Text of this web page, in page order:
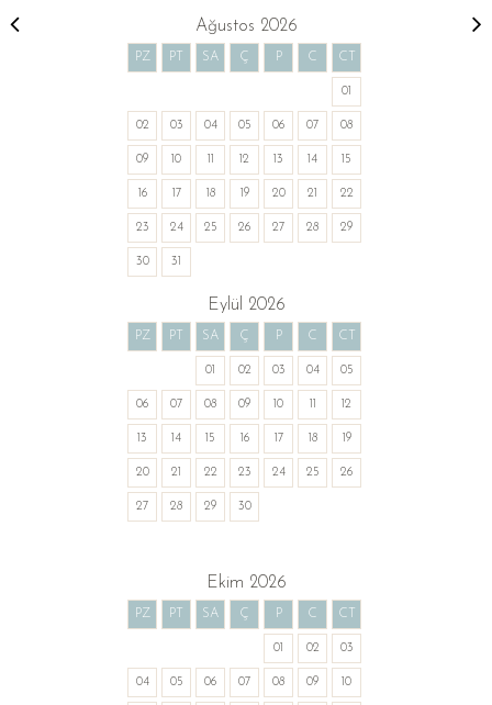
Ağustos 2026
PZ PT SA Ç P C CT
01
02 03 04 05 06 07 08
09 10 11 12 13 14 15
16 17 18 19 20 21 22
23 24 25 26 27 28 29
30 31
Eylül 2026
PZ PT SA Ç P C CT
01 02 03 04 05
06 07 08 09 10 12
13 14 15 16 17 18 19
20 21 22 23 24 25 26
27 28 29 30
Ekim 2026
PZ PT SA Ç P C CT
01 02 03
04 05 06 07 08 09 10